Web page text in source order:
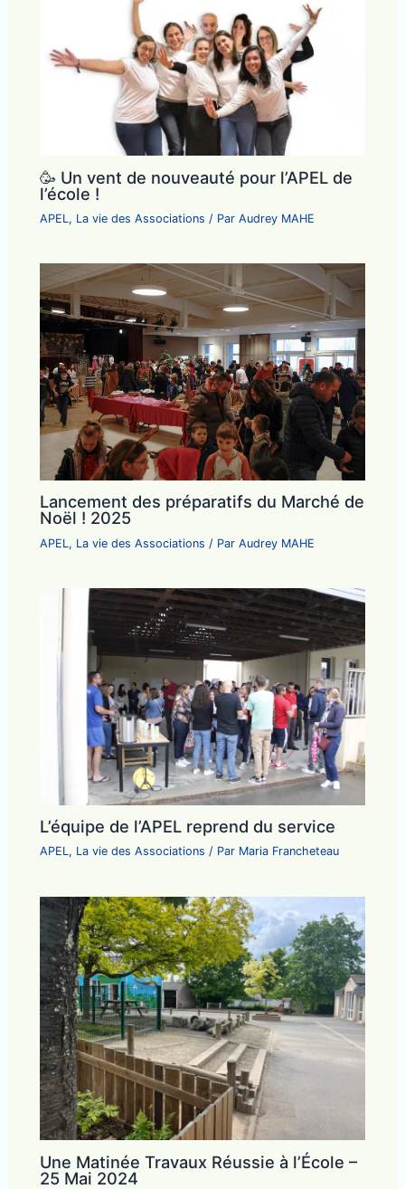
🥳 Un vent de nouveauté pour l’APEL de
l’école !
APEL , La vie des Associations / ParAudrey MAHE
Lancement des préparatifs du Marché de
Noël ! 2025
APEL , La vie des Associations / ParAudrey MAHE
L’équipe de l’APEL reprend du service
APEL, La vie des Associations / Par Maria Francheteau
Une Matinée Travaux Réussie à l’École –
25 Mai 2024